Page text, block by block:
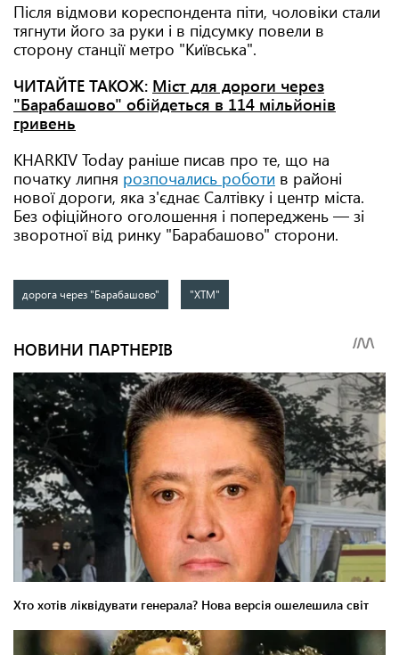
Після відмови кореспондента піти, чоловіки стали
тягнути його за руки і в підсумку повели в
сторону станції метро "Київська".
ЧИТАЙТЕ ТАКОЖ: Міст для дороги через
"Барабашово" обійдеться в 114 мільйонів
гривень
KHARKIV Today раніше писав про те, що на
початку липня розпочались роботи в районі
нової дороги, яка з'єднає Салтівку і центр міста.
Без офіційного оголошення і попереджень — зі
зворотної від ринку "Барабашово" сторони.
дорога через "Барабашово" "ХТМ"